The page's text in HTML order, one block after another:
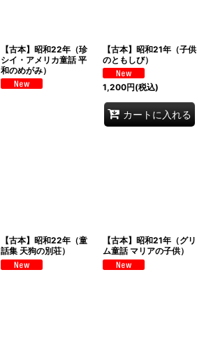
【古本】昭和22年（珍
シイ・アメリカ童話 平
和のめがみ）
【古本】昭和21年（子供
のともしび）
1,200円(税込)
カートに入れる
【古本】昭和22年（童
話集 天狗の別荘）
【古本】昭和21年（グリ
ム童話 マリアの子供）